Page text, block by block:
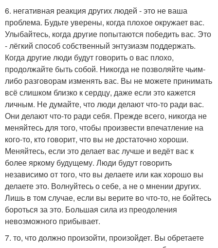
6. негативная реакция других людей - это не ваша
проблема. Будьте уверены, когда плохое окружает вас.
Улыбайтесь, когда другие попытаются победить вас. Это
- лёгкий способ собственный энтузиазм поддержать.
Когда другие люди будут говорить о вас плохо,
продолжайте быть собой. Никогда не позволяйте чьим-
либо разговорам изменять вас. Вы не можете принимать
всё слишком близко к сердцу, даже если это кажется
личным. Не думайте, что люди делают что-то ради вас.
Они делают что-то ради себя. Прежде всего, никогда не
меняйтесь для того, чтобы произвести впечатление на
кого-то, кто говорит, что вы не достаточно хороши.
Меняйтесь, если это делает вас лучше и ведёт вас к
более яркому будущему. Люди будут говорить
независимо от того, что вы делаете или как хорошо вы
делаете это. Волнуйтесь о себе, а не о мнении других.
Лишь в том случае, если вы верите во что-то, не бойтесь
бороться за это. Большая сила из преодоления
невозможного прибывает.
7. то, что должно произойти, произойдет. Вы обретаете